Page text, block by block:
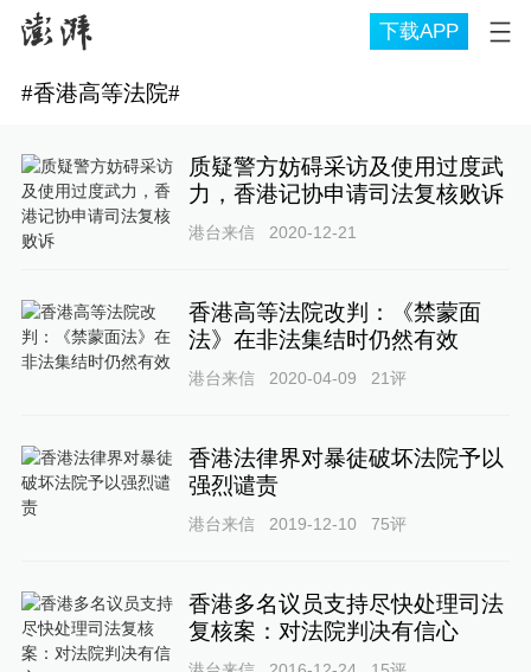
下载APP
#香港高等法院#
质疑警方妨碍采访及使用过度武
力，香港记协申请司法复核败诉
港台来信 2020-12-21
香港高等法院改判：《禁蒙面
法》在非法集结时仍然有效
港台来信 2020-04-09 21评
香港法律界对暴徒破坏法院予以
强烈谴责
港台来信 2019-12-10 75评
香港多名议员支持尽快处理司法
复核案：对法院判决有信心